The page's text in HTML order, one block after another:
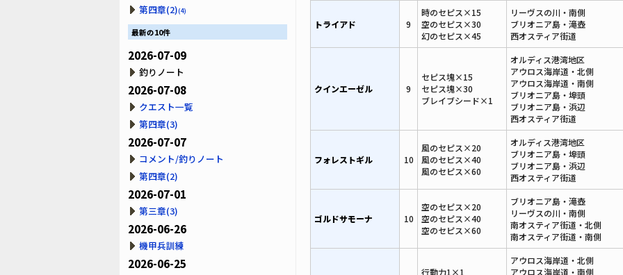
トライアド 9
時のセピス×15
空のセピス×30
幻のセピス×45
リーヴスの川・南側
ブリオニア島・滝壺
西オスティア街道
クインエーゼル 9
セピス塊×15
セピス塊×30
ブレイブシード×1
オルディス港湾地区
アウロス海岸道・北側
アウロス海岸道・南側
ブリオニア島・埠頭
ブリオニア島・浜辺
西オスティア街道
フォレストギル 10
風のセピス×20
風のセピス×40
風のセピス×60
オルディス港湾地区
ブリオニア島・埠頭
ブリオニア島・浜辺
西オスティア街道
ゴルドサモーナ 10
空のセピス×20
空のセピス×40
空のセピス×60
ブリオニア島・滝壺
リーヴスの川・南側
南オスティア街道・北側
南オスティア街道・南側
行動力1×1
アウロス海岸道・北側
アウロス海岸道・南側
第四章(2)(4)
最新の10件
2026-07-09
釣りノート
2026-07-08
クエスト一覧
第四章(3)
2026-07-07
コメント/釣りノート
第四章(2)
2026-07-01
第三章(3)
2026-06-26
機甲兵訓練
2026-06-25